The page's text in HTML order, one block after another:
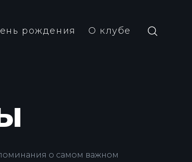
рождения О клубе
о самом важном